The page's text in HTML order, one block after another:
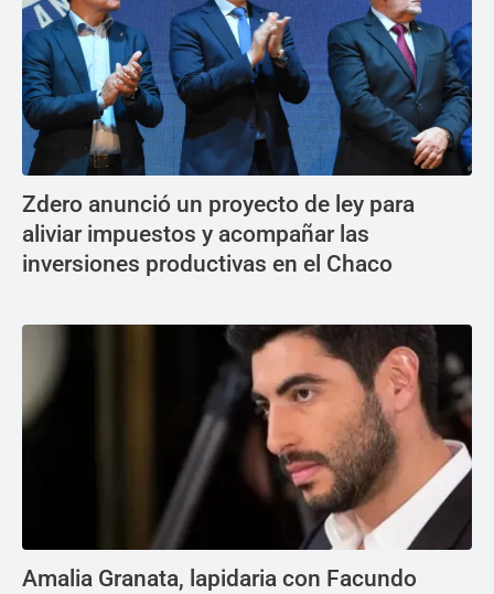
Zdero anunció un proyecto de ley para
aliviar impuestos y acompañar las
inversiones productivas en el Chaco
Amalia Granata, lapidaria con Facundo